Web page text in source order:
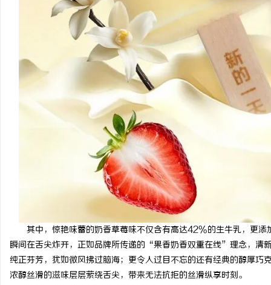
其中，惊艳味蕾的奶香草莓味不仅含有高达42%的生牛乳，更
瞬间在舌尖炸开，正如品牌所传递的“果香奶香双重在线”理念，清
纯正芬芳，犹如微风拂过脑海；更令人过目不忘的还有经典的醇厚
浓醇丝滑的滋味层层萦绕舌尖，带来无法抗拒的丝滑纵享时刻。